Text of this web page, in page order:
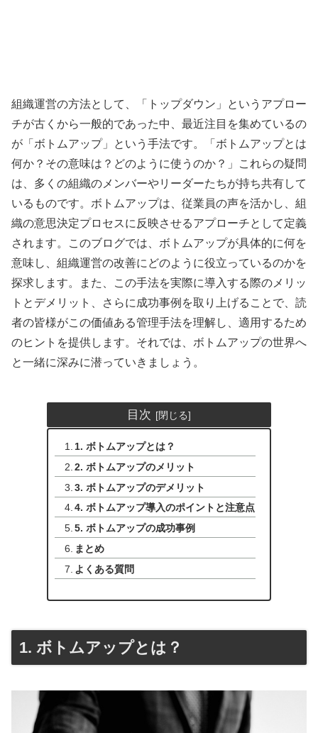
組織運営の方法として、「トップダウン」というアプロー
チが古くから一般的であった中、最近注目を集めているの
が「ボトムアップ」という手法です。「ボトムアップとは
何か？その意味は？どのように使うのか？」これらの疑問
は、多くの組織のメンバーやリーダーたちが持ち共有して
いるものです。ボトムアップは、従業員の声を活かし、組
織の意思決定プロセスに反映させるアプローチとして定義
されます。このブログでは、ボトムアップが具体的に何を
意味し、組織運営の改善にどのように役立っているのかを
探求します。また、この手法を実際に導入する際のメリッ
トとデメリット、さらに成功事例を取り上げることで、読
者の皆様がこの価値ある管理手法を理解し、適用するため
のヒントを提供します。それでは、ボトムアップの世界へ
と一緒に深みに潜っていきましょう。
目次
1. ボトムアップとは？
2. ボトムアップのメリット
3. ボトムアップのデメリット
4. ボトムアップ導入のポイントと注意点
5. ボトムアップの成功事例
まとめ
よくある質問
1. ボトムアップとは？